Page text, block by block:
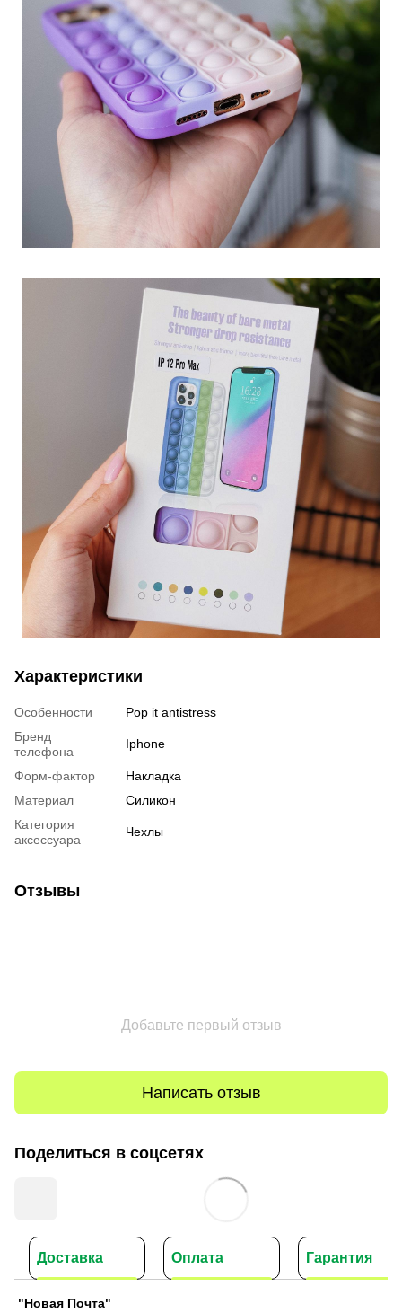
Характеристики
Особенности
Pop it antistress
Бренд
телефона
Iphone
Форм-фактор
Накладка
Материал
Силикон
Категория
аксессуара
Чехлы
Отзывы
Добавьте первый отзыв
Написать отзыв
Поделиться в соцсетях
Доставка Оплата Гарантия
"Новая Почта"